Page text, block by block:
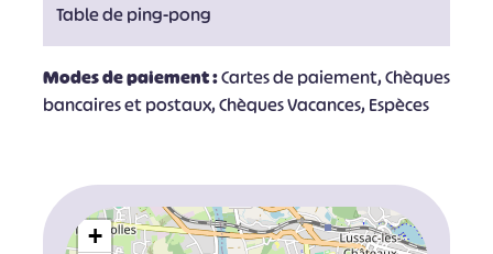
Table de ping-pong
Modes de paiement :Cartes de paiement, Chèques
bancaires et postaux, Chèques Vacances, Espèces
+